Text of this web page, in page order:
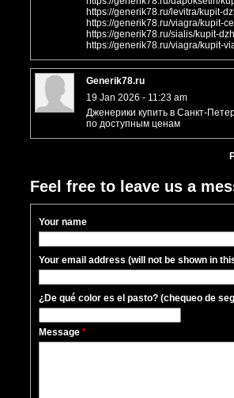
https://generik78.ru/levitra/kupit-
https://generik78.ru/viagra/kupit-
https://generik78.ru/sialis/kupit-
https://generik78.ru/viagra/kupit-
Generik78.ru
19 Jan 2026 - 11:23 am
Дженерики купить в Санкт-
по доступным ценам
Feel free to leave us a
Your name
Your email address (will not be shown in
¿De qué color es el pasto? (chequeo de
Message *